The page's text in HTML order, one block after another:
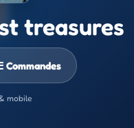
treasures
Commandes
mobile